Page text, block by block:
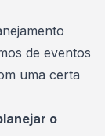
de eventos
uma certa
o